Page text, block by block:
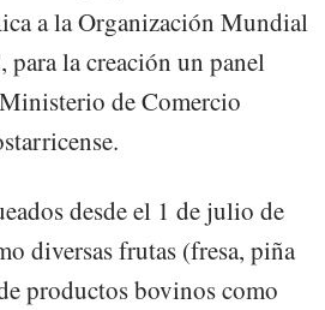
a la Organización Mundial
la creación un panel
de Comercio
desde el 1 de julio de
diversas frutas (fresa, piña
productos bovinos como